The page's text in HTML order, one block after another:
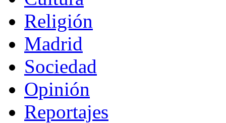
Religión
Madrid
Sociedad
Opinión
Reportajes